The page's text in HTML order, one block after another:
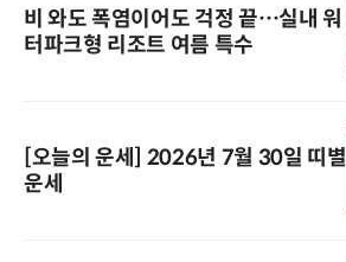
비 와도 폭염이어도 걱정 끝…실내 워
터파크형 리조트 여름 특수
[오늘의 운세] 2026년 7월 30일 띠별
운세